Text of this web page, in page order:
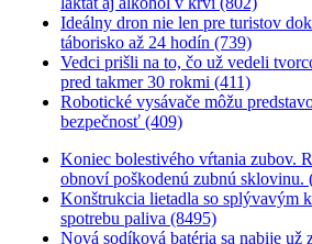
Ideálny dron nie len pre turistov
táborisko až 24 hodín (739)
Vedci prišli na to, čo už vedeli
pred takmer 30 rokmi (411)
Robotické vysávače môžu
bezpečnosť (409)
Koniec bolestivého vŕtania zubov.
obnoví poškodenú zubnú sklovinu.
Konštrukcia lietadla so splývavým
spotrebu paliva (8495)
Nová sodíková batéria sa nabije už